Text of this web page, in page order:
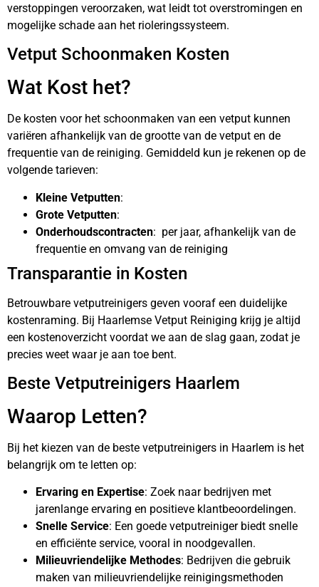
verstoppingen veroorzaken, wat leidt tot overstromingen en
mogelijke schade aan het rioleringssysteem.
Vetput Schoonmaken Kosten
Wat Kost het?
De kosten voor het schoonmaken van een vetput kunnen
variëren afhankelijk van de grootte van de vetput en de
frequentie van de reiniging. Gemiddeld kun je rekenen op de
volgende tarieven:
Kleine Vetputten:
Grote Vetputten:
Onderhoudscontracten: per jaar, afhankelijk van de
frequentie en omvang van de reiniging
Transparantie in Kosten
Betrouwbare vetputreinigers geven vooraf een duidelijke
kostenraming. Bij Haarlemse Vetput Reiniging krijg je altijd
een kostenoverzicht voordat we aan de slag gaan, zodat je
precies weet waar je aan toe bent.
Beste Vetputreinigers Haarlem
Waarop Letten?
Bij het kiezen van de beste vetputreinigers in Haarlem is het
belangrijk om te letten op:
Ervaring en Expertise: Zoek naar bedrijven met
jarenlange ervaring en positieve klantbeoordelingen.
Snelle Service: Een goede vetputreiniger biedt snelle
en efficiënte service, vooral in noodgevallen.
Milieuvriendelijke Methodes: Bedrijven die gebruik
maken van milieuvriendelijke reinigingsmethoden